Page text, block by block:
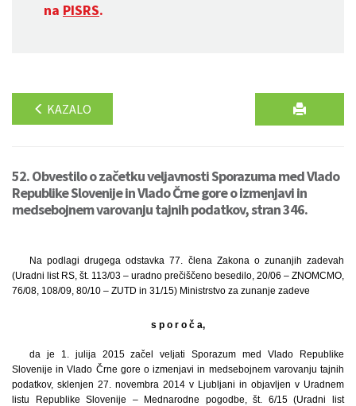
na PISRS.
KAZALO
52. Obvestilo o začetku veljavnosti Sporazuma med Vlado
Republike Slovenije in Vlado Črne gore o izmenjavi in
medsebojnem varovanju tajnih podatkov, stran 346.
Na podlagi drugega odstavka 77. člena Zakona o zunanjih zadevah
(Uradni list RS, št. 113/03 – uradno prečiščeno besedilo, 20/06 – ZNOMCMO,
76/08, 108/09, 80/10 – ZUTD in 31/15) Ministrstvo za zunanje zadeve
s p o r o č a,
da je 1. julija 2015 začel veljati Sporazum med Vlado Republike
Slovenije in Vlado Črne gore o izmenjavi in medsebojnem varovanju tajnih
podatkov, sklenjen 27. novembra 2014 v Ljubljani in objavljen v Uradnem
listu Republike Slovenije – Mednarodne pogodbe, št. 6/15 (Uradni list